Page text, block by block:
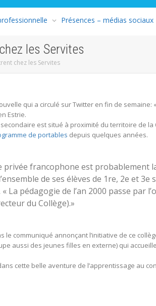
Présences – médias sociaux
les Servites
chez les Servites
qui a circulé sur Twitter en fin de semaine:
Estrie.
est situé à proximité du territoire de la
de portables depuis quelques années.
privée francophone est probablement
de ses élèves de 1re, 2e et 3e
La pédagogie de l’an 2000 passe par
du Collège).»
le communiqué annonçant l’initiative de ce
aussi des jeunes filles en externe) qui
cette belle aventure de l’apprentissage au